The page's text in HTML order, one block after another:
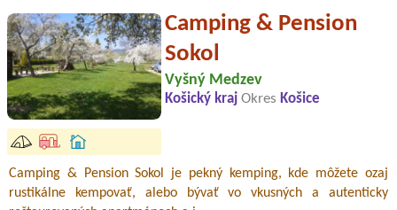
Camping & Pension
Sokol
Vyšný Medzev
Košický kraj Okres Košice
Camping & Pension Sokol je pekný kemping, kde môžete ozaj
rustikálne kempovať, alebo bývať vo vkusných a autenticky